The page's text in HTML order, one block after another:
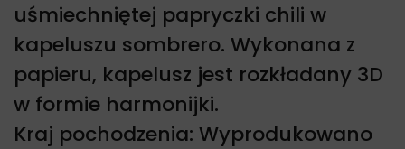
uśmiechniętej papryczki chili w
kapeluszu sombrero. Wykonana z
papieru, kapelusz jest rozkładany 3D
w formie harmonijki.
Kraj pochodzenia: Wyprodukowano